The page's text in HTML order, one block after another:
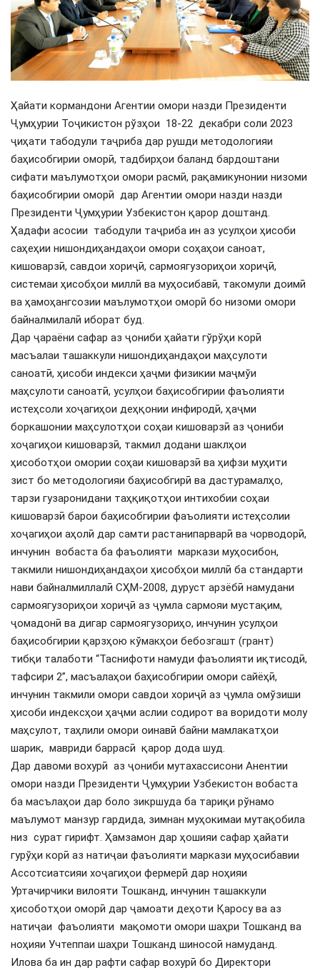
Ҳайати кормандони Агентии омори назди Президенти
Ҷумҳурии Тоҷикистон рўзҳои 18-22 декабри соли 2023
ҷиҳати табодули таҷриба дар рушди методологияи
баҳисобгирии оморӣ, тадбирҳои баланд бардоштани
сифати маълумотҳои омори расмӣ, рақамикунонии низоми
баҳисобгирии оморӣ дар Агентии омори назди назди
Президенти Ҷумҳурии Узбекистон қарор доштанд.
Ҳадафи асосии табодули таҷриба ин аз усулҳои ҳисоби
саҳеҳии нишондиҳандаҳои омори соҳаҳои саноат,
кишоварзӣ, савдои хориҷӣ, сармоягузориҳои хориҷӣ,
системаи ҳисобҳои миллӣ ва муҳосибавӣ, такомули доимӣ
ва ҳамоҳангсозии маълумотҳои оморӣ бо низоми омори
байналмилалӣ иборат буд.
Дар ҷараёни сафар аз ҷониби ҳайати гўрўҳи корӣ
масъалаи ташаккули нишондиҳандаҳои маҳсулоти
саноатӣ, ҳисоби индекси ҳаҷми физикии маҷмўи
маҳсулоти саноатӣ, усулҳои баҳисобгирии фаъолияти
истеҳсоли хоҷагиҳои деҳқонии инфиродӣ, ҳаҷми
боркашонии маҳсулотҳои соҳаи кишоварзӣ аз ҷониби
хоҷагиҳои кишоварзӣ, такмил додани шаклҳои
ҳисоботҳои омории соҳаи кишоварзӣ ва ҳифзи муҳити
зист бо методологияи баҳисобгирӣ ва дастурамалҳо,
тарзи гузаронидани таҳқиқотҳои интихобии соҳаи
кишоварзӣ барои баҳисобгирии фаъолияти истеҳсолии
хоҷагиҳои аҳолӣ дар самти растанипарварӣ ва чорводорӣ,
инчунин вобаста ба фаъолияти маркази муҳосибон,
такмили нишондиҳандаҳои ҳисобҳои миллӣ ба стандарти
нави байналмиллалӣ СҲМ-2008, дуруст арзёбӣ намудани
сармоягузориҳои хориҷӣ аз ҷумла сармояи мустақим,
ҷомадонӣ ва дигар сармоягузориҳо, инчунин усулҳои
баҳисобгирии қарзҳою кўмакҳои бебозгашт (грант)
тибқи талаботи “Таснифоти намуди фаъолияти иқтисодӣ,
тафсири 2”, масъалаҳои баҳисобгирии омори сайёҳӣ,
инчунин такмили омори савдои хориҷӣ аз ҷумла омўзиши
ҳисоби индексҳои ҳаҷми аслии содирот ва воридоти молу
маҳсулот, таҳлили омори оинавӣ байни мамлакатҳои
шарик, мавриди баррасӣ қарор дода шуд.
Дар давоми вохурӣ аз ҷониби мутахассисони Анентии
омори назди Президенти Ҷумҳурии Узбекистон вобаста
ба масълаҳои дар боло зикршуда ба тариқи рўнамо
маълумот манзур гардида, зимнан муҳокимаи мутақобила
низ сурат гирифт. Ҳамзамон дар ҳошияи сафар ҳайати
гурўҳи корӣ аз натиҷаи фаъолияти маркази муҳосибавии
Ассотсиатсияи хоҷагиҳои фермерӣ дар ноҳияи
Уртачирчики вилояти Тошканд, инчунин ташаккули
ҳисоботҳои оморӣ дар ҷамоати деҳоти Қаросу ва аз
натиҷаи фаъолияти мақомоти омори шаҳри Тошканд ва
ноҳияи Учтеппаи шаҳри Тошканд шиносоӣ намуданд.
Илова ба ин дар рафти сафар вохурӣ бо Директори